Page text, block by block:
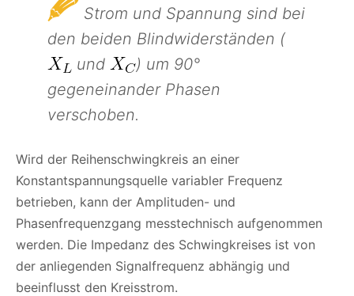
Strom und Spannung sind bei
den beiden Blindwiderständen (
und
) um 90°
gegeneinander Phasen
verschoben.
Wird der Reihenschwingkreis an einer
Konstantspannungsquelle variabler Frequenz
betrieben, kann der Amplituden- und
Phasenfrequenzgang messtechnisch aufgenommen
werden. Die Impedanz des Schwingkreises ist von
der anliegenden Signalfrequenz abhängig und
beeinflusst den Kreisstrom.